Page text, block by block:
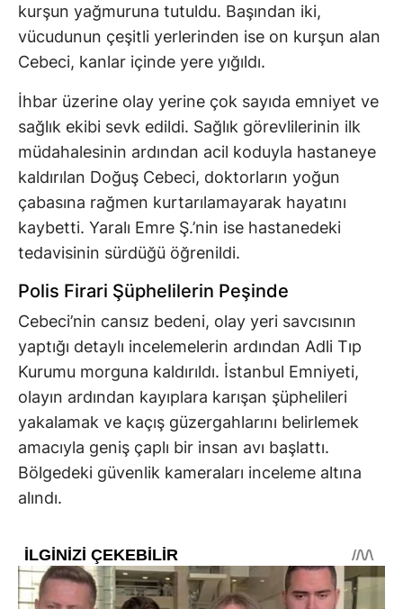
kurşun yağmuruna tutuldu. Başından iki,
vücudunun çeşitli yerlerinden ise on kurşun alan
Cebeci, kanlar içinde yere yığıldı.
İhbar üzerine olay yerine çok sayıda emniyet ve
sağlık ekibi sevk edildi. Sağlık görevlilerinin ilk
müdahalesinin ardından acil koduyla hastaneye
kaldırılan Doğuş Cebeci, doktorların yoğun
çabasına rağmen kurtarılamayarak hayatını
kaybetti. Yaralı Emre Ş.’nin ise hastanedeki
tedavisinin sürdüğü öğrenildi.
Polis Firari Şüphelilerin Peşinde
Cebeci’nin cansız bedeni, olay yeri savcısının
yaptığı detaylı incelemelerin ardından Adli Tıp
Kurumu morguna kaldırıldı. İstanbul Emniyeti,
olayın ardından kayıplara karışan şüphelileri
yakalamak ve kaçış güzergahlarını belirlemek
amacıyla geniş çaplı bir insan avı başlattı.
Bölgedeki güvenlik kameraları inceleme altına
alındı.